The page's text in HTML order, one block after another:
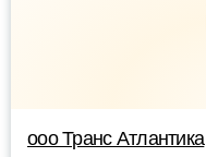
ооо Транс Атлантика